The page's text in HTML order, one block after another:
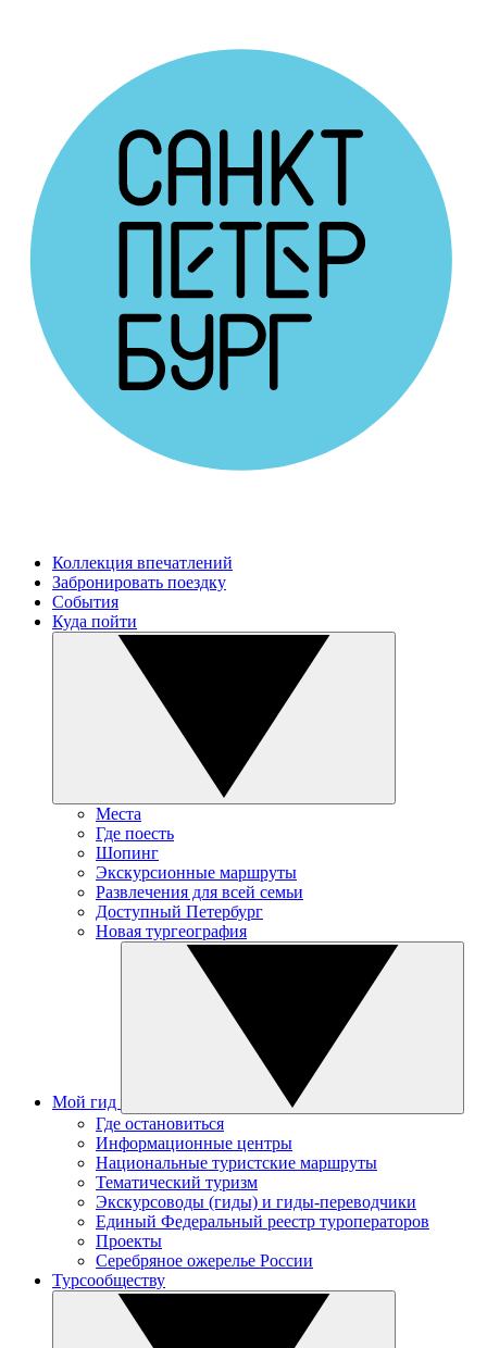
Коллекция впечатлений
Забронировать поездку
События
Куда пойти
Места
Где поесть
Шопинг
Экскурсионные маршруты
Развлечения для всей семьи
Доступный Петербург
Новая тургеография
Мой гид
Где остановиться
Информационные центры
Национальные туристские маршруты
Тематический туризм
Экскурсоводы (гиды) и гиды-переводчики
Единый Федеральный реестр туроператоров
Проекты
Серебряное ожерелье России
Турсообществу